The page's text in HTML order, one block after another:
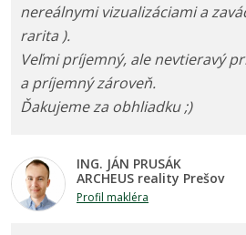
nereálnymi vizualizáciami a
rarita ).
Veľmi príjemný, ale nevtieravý
a príjemný zároveň.
Ďakujeme za obhliadku ;)
ING. JÁN PRUSÁK
ARCHEUS reality Prešov
Profil makléra